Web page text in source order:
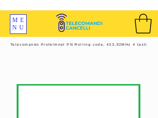
ME
NU
Telecomando Profelmnet PN Rolling code, 433,92MHz 4 tasti